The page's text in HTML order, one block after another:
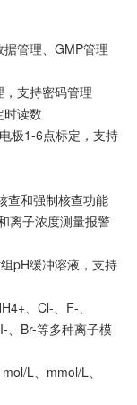
管理、GMP管理
支持密码管理
时读数
极1-6点标定，支持
查和强制核查功能
离子浓度测量报警
pH缓冲溶液，支持
、Cl-、F-、
、Br-等多种离子模
L、mmol/L、